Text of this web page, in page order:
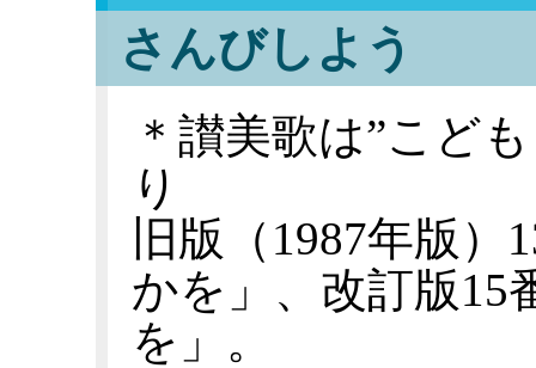
さんびしよう
＊讃美歌は”こど
り
旧版（1987年版
かを」、改訂版15
を」。